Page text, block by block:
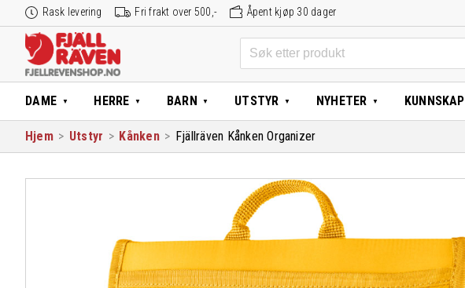
Hopp
til
innhold
Rask levering Fri frakt over 500,- Åpent kjøp 30 dager
Søk
etter:
DAME HERRE BARN UTSTYR NYHETER KUNNSKAP
Hjem > Utstyr > Kånken > Fjällräven Kånken Organizer